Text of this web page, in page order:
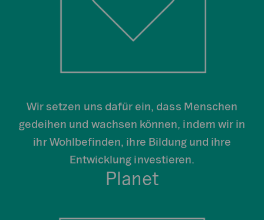
Wir setzen uns dafür ein, dass Menschen
gedeihen und wachsen können, indem wir in
ihr Wohlbefinden, ihre Bildung und ihre
Entwicklung investieren.
Planet